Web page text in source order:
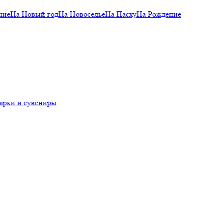
На Новый годНа НовосельеНа ПасхуНа Рождение
и сувениры